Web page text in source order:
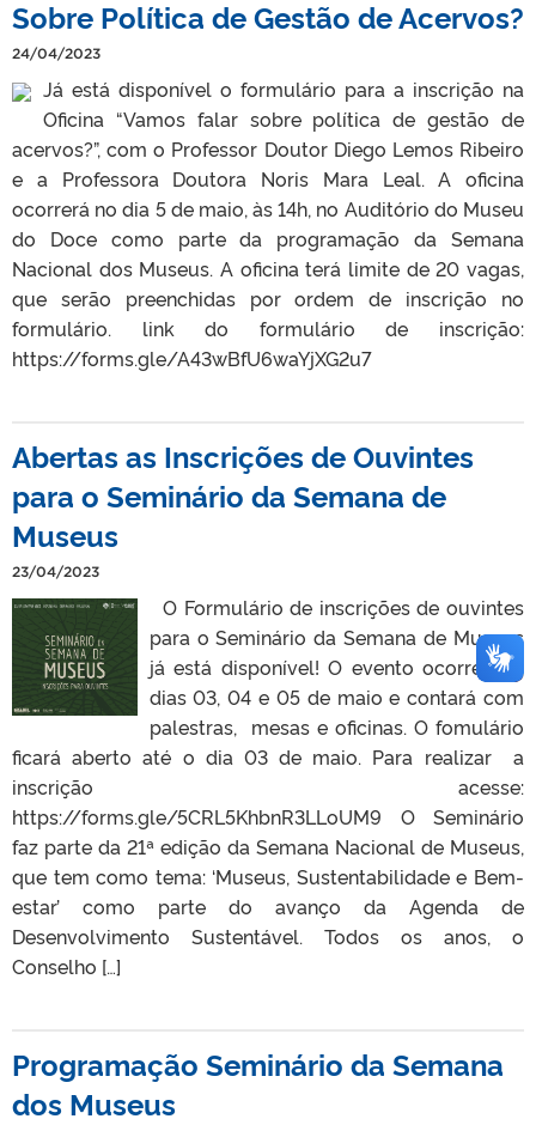
Sobre Política de Gestão de Acervos?
24/04/2023
Já está disponível o formulário para a inscrição na
Oficina “Vamos falar sobre política de gestão de
acervos?”, com o Professor Doutor Diego Lemos Ribeiro
e a Professora Doutora Noris Mara Leal. A oficina
ocorrerá no dia 5 de maio, às 14h, no Auditório do Museu
do Doce como parte da programação da Semana
Nacional dos Museus. A oficina terá limite de 20 vagas,
que serão preenchidas por ordem de inscrição no
formulário. link do formulário de inscrição:
https://forms.gle/A43wBfU6waYjXG2u7
Abertas as Inscrições de Ouvintes
para o Seminário da Semana de
Museus
23/04/2023
O Formulário de inscrições de ouvintes
para o Seminário da Semana de Museus
já está disponível! O evento ocorre nos
dias 03, 04 e 05 de maio e contará com
palestras, mesas e oficinas. O fomulário
ficará aberto até o dia 03 de maio. Para realizar a
inscrição acesse:
https://forms.gle/5CRL5KhbnR3LLoUM9 O Seminário
faz parte da 21ª edição da Semana Nacional de Museus,
que tem como tema: ‘Museus, Sustentabilidade e Bem-
estar’ como parte do avanço da Agenda de
Desenvolvimento Sustentável. Todos os anos, o
Conselho […]
Programação Seminário da Semana
dos Museus